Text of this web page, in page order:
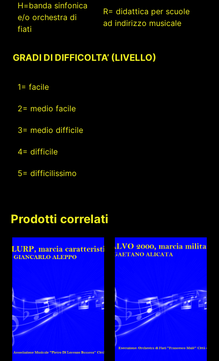
H=banda sinfonica
e/o orchestra di
fiati
R= didattica per scuole
ad indirizzo musicale
GRADI DI DIFFICOLTA’ (LIVELLO)
1= facile
2= medio facile
3= medio difficile
4= difficile
5= difficilissimo
Prodotti correlati